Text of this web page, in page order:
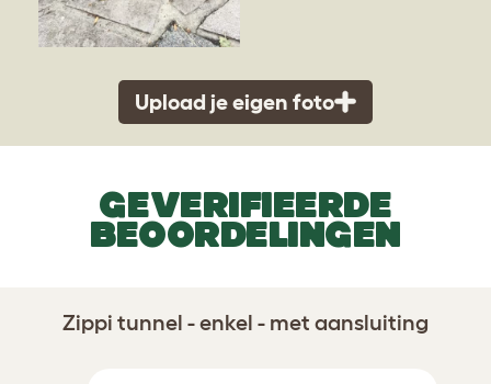
Upload je eigen foto
GEVERIFIEERDE
BEOORDELINGEN
Zippi tunnel - enkel - met aansluiting